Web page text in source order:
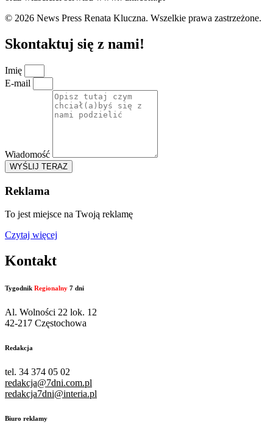
© 2026 News Press Renata Kluczna. Wszelkie prawa zastrzeżone.
Skontaktuj się z nami!
Imię
E-mail
Wiadomość
WYŚLIJ TERAZ
Reklama
To jest miejsce na Twoją reklamę
Czytaj więcej
Kontakt
Tygodnik Regionalny 7 dni
Al. Wolności 22 lok. 12
42-217 Częstochowa
Redakcja
tel. 34 374 05 02
redakcja@7dni.com.pl
redakcja7dni@interia.pl
Biuro reklamy